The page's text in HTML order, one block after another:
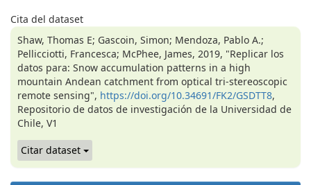
Cita del dataset
Shaw, Thomas E; Gascoin, Simon; Mendoza, Pablo A.;
Pellicciotti, Francesca; McPhee, James, 2019, "Replicar los
datos para: Snow accumulation patterns in a high
mountain Andean catchment from optical tri-stereoscopic
remote sensing", https://doi.org/10.34691/FK2/GSDTT8,
Repositorio de datos de investigación de la Universidad de
Chile, V1
Citar dataset